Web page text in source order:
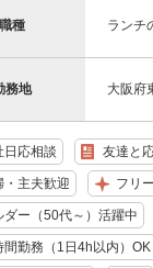
職種 ランチ
務地 大阪府
日応相談 友達と
・主夫歓迎 フリ
ダー（50代～）活躍中
間勤務（1日4h以内）OK